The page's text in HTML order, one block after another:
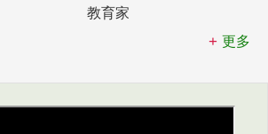
教育家
更多